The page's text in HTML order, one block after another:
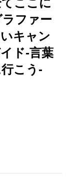
ここに
ファー
キャン
ド-言葉
こう-